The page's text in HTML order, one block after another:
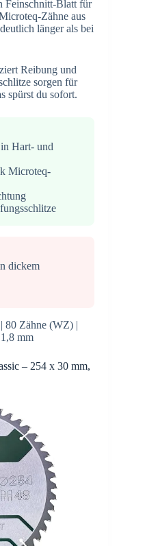
Feinschnitt-Blatt für
Zähne aus
länger als bei
Reibung und
sorgen für
spürst du sofort.
Hart- und
Microteq-
dickem
80 Zähne (WZ) |
mm
– 254 x 30 mm,